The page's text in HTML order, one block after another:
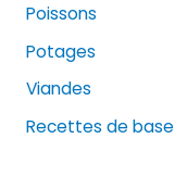
Poissons
Potages
Viandes
Recettes de base